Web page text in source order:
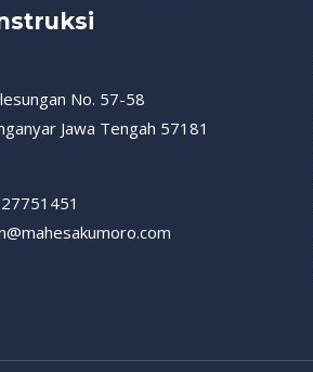
No. 57-58
Jawa Tengah 57181